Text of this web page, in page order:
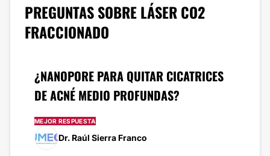
PREGUNTAS SOBRE LÁSER CO2
FRACCIONADO
¿NANOPORE PARA QUITAR CICATRICES
DE ACNÉ MEDIO PROFUNDAS?
MEJOR RESPUESTA
Dr. Raúl Sierra Franco